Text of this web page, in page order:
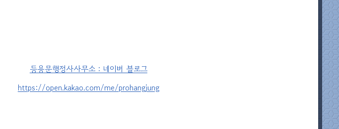
등용문행정사사무소 : 네이버 블로그
https://open.kakao.com/me/prohangjung